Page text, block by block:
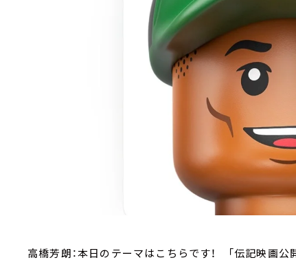
高橋芳朗：本日のテーマはこちらです！ 「伝記映画公